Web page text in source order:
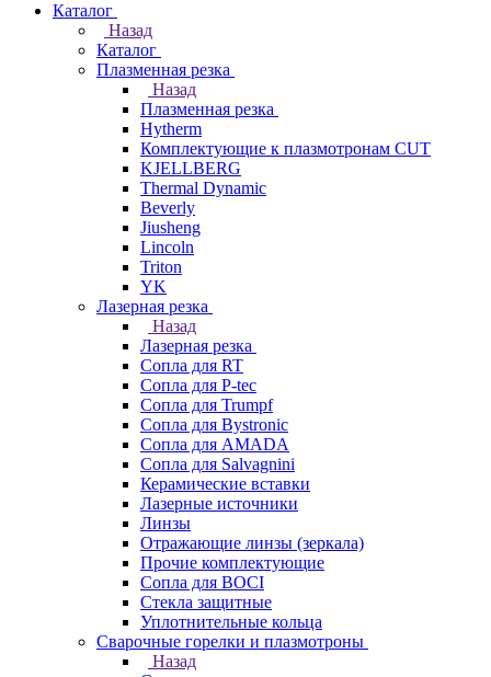
Каталог
Назад
Каталог
Плазменная резка
Назад
Плазменная резка
Hytherm
Комплектующие к плазмотронам CUT
KJELLBERG
Thermal Dynamic
Beverly
Jiusheng
Lincoln
Triton
YK
Лазерная резка
Назад
Лазерная резка
Сопла для RT
Сопла для P-tec
Сопла для Trumpf
Сопла для Bystronic
Сопла для AMADA
Сопла для Salvagnini
Керамические вставки
Лазерные источники
Линзы
Отражающие линзы (зеркала)
Прочие комплектующие
Сопла для BOCI
Стекла защитные
Уплотнительные кольца
Сварочные горелки и плазмотроны
Назад